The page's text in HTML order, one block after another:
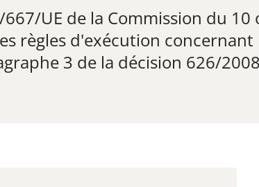
UE de la Commission du
règles d'exécution
3 de la décision 626/